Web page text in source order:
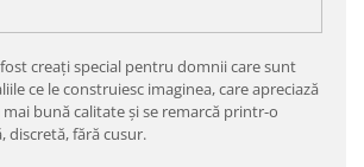
creaţi special pentru domnii care sunt
ce le construiesc imaginea, care apreciază
bună calitate şi se remarcă printr-o
discretă, fără cusur.